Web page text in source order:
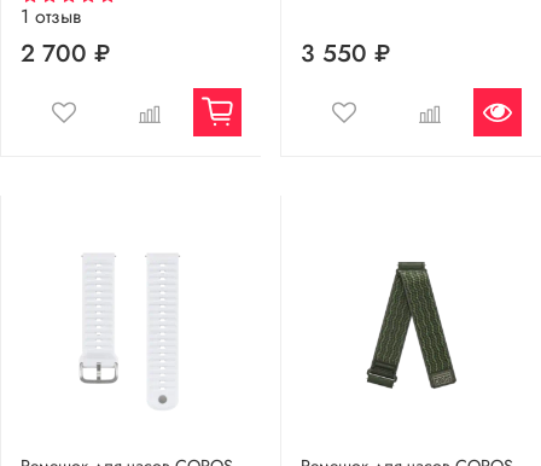
1 отзыв
2 700 ₽ 3 550 ₽